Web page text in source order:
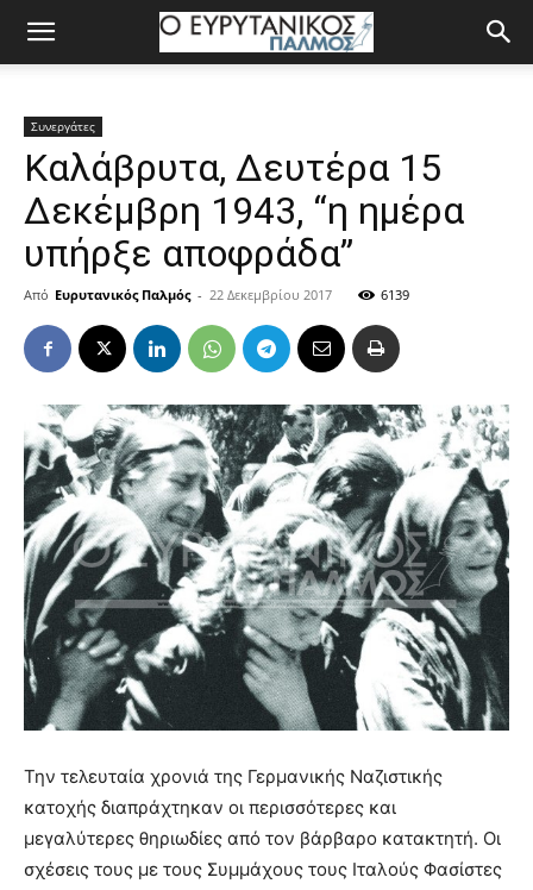
Συνεργάτες
Καλάβρυτα, Δευτέρα 15
Δεκέμβρη 1943, “η ημέρα
υπήρξε αποφράδα”
Από Ευρυτανικός Παλμός - 22 Δεκεμβρίου 2017 6139
Την τελευταία χρονιά της Γερμανικής Ναζιστικής
κατοχής διαπράχτηκαν οι περισσότερες και
μεγαλύτερες θηριωδίες από τον βάρβαρο κατακτητή. Οι
σχέσεις τους με τους Συμμάχους τους Ιταλούς Φασίστες